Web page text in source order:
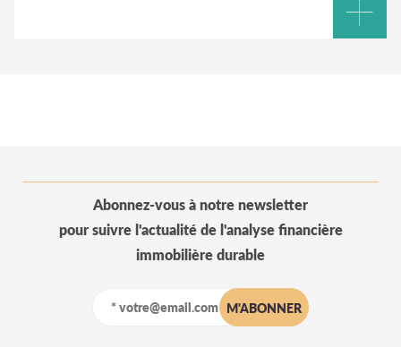
Abonnez-vous à notre newsletter
pour suivre l'actualité de l'analyse financière
immobilière durable